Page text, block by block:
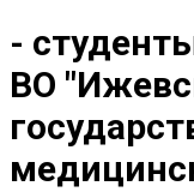
-
ВО